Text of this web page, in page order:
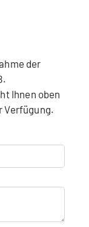
der
Verfügung.